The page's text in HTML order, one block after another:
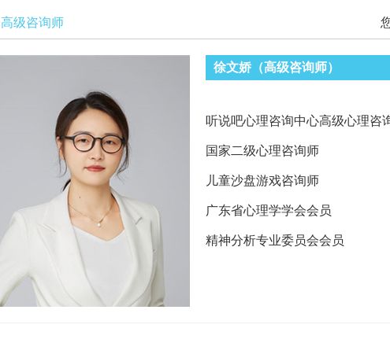
高级咨询师
徐文娇（高级咨询师）
听说吧心理咨询中心高级心理咨
国家二级心理咨询师
儿童沙盘游戏咨询师
广东省心理学学会会员
精神分析专业委员会会员